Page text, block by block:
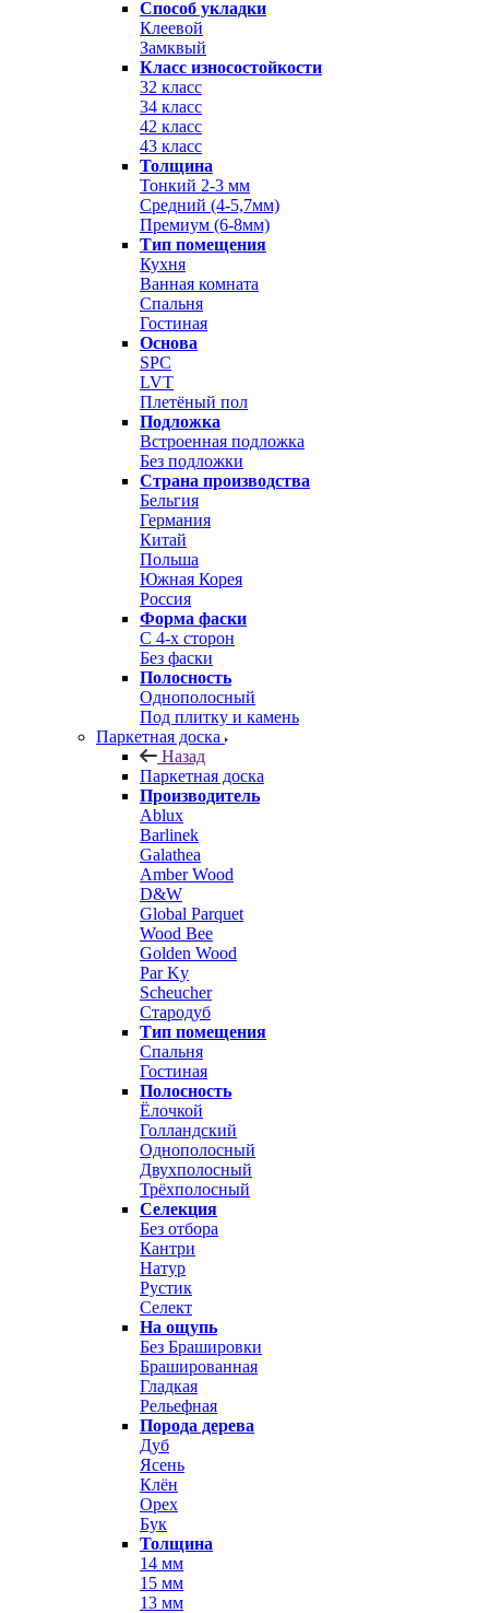
Способ укладки
Клеевой
Замквый
Класс износостойкости
32 класс
34 класс
42 класс
43 класс
Толщина
Тонкий 2-3 мм
Средний (4-5,7мм)
Премиум (6-8мм)
Тип помещения
Кухня
Ванная комната
Спальня
Гостиная
Основа
SPC
LVT
Плетёный пол
Подложка
Встроенная подложка
Без подложки
Страна производства
Бельгия
Германия
Китай
Польша
Южная Корея
Россия
Форма фаски
С 4-х сторон
Без фаски
Полосность
Однополосный
Под плитку и камень
Паркетная доска
Назад
Паркетная доска
Производитель
Ablux
Barlinek
Galathea
Amber Wood
D&W
Global Parquet
Wood Bee
Golden Wood
Par Ky
Scheucher
Стародуб
Тип помещения
Спальня
Гостиная
Полосность
Ёлочкой
Голландский
Однополосный
Двухполосный
Трёхполосный
Селекция
Без отбора
Кантри
Натур
Рустик
Селект
На ощупь
Без Брашировки
Брашированная
Гладкая
Рельефная
Порода дерева
Дуб
Ясень
Клён
Орех
Бук
Толщина
14 мм
15 мм
13 мм